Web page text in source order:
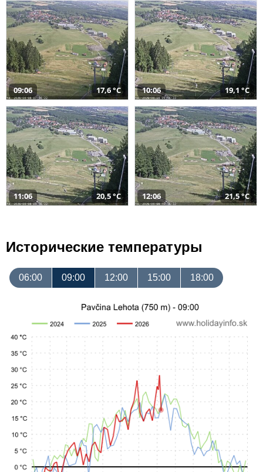
09:06 17,6 °C 10:06 19,1 °C
11:06 20,5 °C 12:06 21,5 °C
Исторические температуры
06:00 09:00 12:00 15:00 18:00